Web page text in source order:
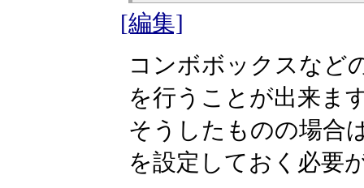
[編集]
コンボボックスなど
を行うことが出来ま
そうしたものの場合
を設定しておく必要